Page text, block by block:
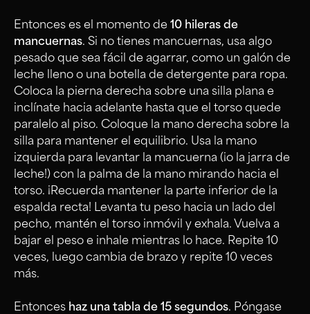
Entonces es el momento de 10 hileras de
mancuernas. Si no tienes mancuernas, usa algo
pesado que sea fácil de agarrar, como un galón de
leche lleno o una botella de detergente para ropa.
Coloca la pierna derecha sobre una silla plana e
inclínate hacia adelante hasta que el torso quede
paralelo al piso. Coloque la mano derecha sobre la
silla para mantener el equilibrio. Usa la mano
izquierda para levantar la mancuerna (¡o la jarra de
leche!) con la palma de la mano mirando hacia el
torso. ¡Recuerda mantener la parte inferior de la
espalda recta! Levanta tu peso hacia un lado del
pecho, mantén el torso inmóvil y exhala. Vuelva a
bajar el peso e inhale mientras lo hace. Repite 10
veces, luego cambia de brazo y repite 10 veces
más.
Entonces haz una tabla de 15 segundos. Póngase